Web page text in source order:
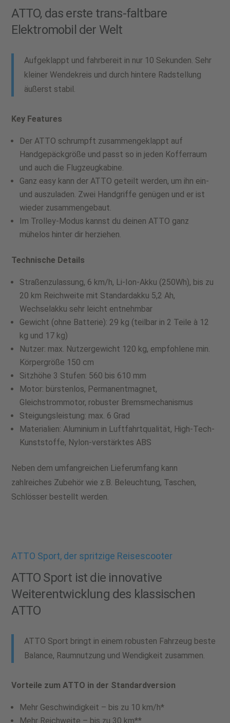
ATTO, das erste trans-faltbare
Elektromobil der Welt
Aufgeklappt und fahrbereit in nur 10 Sekunden. Sehr
kleiner Wendekreis und durch hintere Radstellung
äußerst stabil.
Key Features
Der ATTO schrumpft zusammengeklappt auf
Handgepäckgröße und passt so in jeden Kofferraum
und auch die Flugzeugkabine.
Ganz easy kann der ATTO geteilt werden, um ihn ein-
und auszuladen. Zwei Handgriffe genügen und er ist
wieder zusammengebaut.
Im Trolley-Modus kannst du deinen ATTO ganz
mühelos hinter dir herziehen.
Technische Details
Straßenzulassung, 6 km/h, Li-Ion-Akku (250Wh), bis zu
20 km Reichweite mit Standardakku 5,2 Ah,
Wechselakku sehr leicht entnehmbar
Gewicht (ohne Batterie): 29 kg (teilbar in 2 Teile à 12
kg und 17 kg)
Nutzer: max. Nutzergewicht 120 kg, empfohlene min.
Körpergröße 150 cm
Sitzhöhe 3 Stufen: 560 bis 610 mm
Motor: bürstenlos, Permanentmagnet,
Gleichstrommotor, robuster Bremsmechanismus
Steigungsleistung: max. 6 Grad
Materialien: Aluminium in Luftfahrtqualität, High-Tech-
Kunststoffe, Nylon-verstärktes ABS
Neben dem umfangreichen Lieferumfang kann
zahlreiches Zubehör wie z.B. Beleuchtung, Taschen,
Schlösser bestellt werden.
ATTO Sport, der spritzige Reisescooter
ATTO Sport ist die innovative
Weiterentwicklung des klassischen
ATTO
ATTO Sport bringt in einem robusten Fahrzeug beste
Balance, Raumnutzung und Wendigkeit zusammen.
Vorteile zum ATTO in der Standardversion
Mehr Geschwindigkeit – bis zu 10 km/h*
Mehr Reichweite – bis zu 30 km**